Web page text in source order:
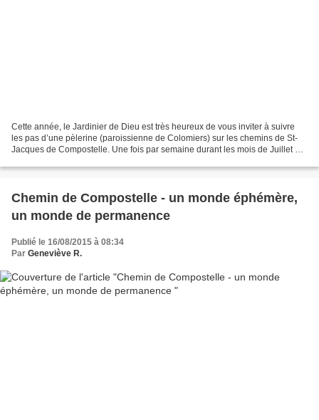
Cette année, le Jardinier de Dieu est très heureux de vous inviter à suivre
les pas d’une pèlerine (paroissienne de Colomiers) sur les chemins de St-
Jacques de Compostelle. Une fois par semaine durant les mois de Juillet et
Chemin de Compostelle - un monde éphémère,
un monde de permanence
Publié le 16/08/2015 à 08:34
Par Geneviève R.